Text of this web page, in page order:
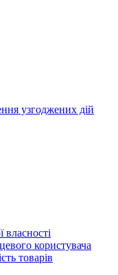
узгоджених дій
власності
користувача
товарів